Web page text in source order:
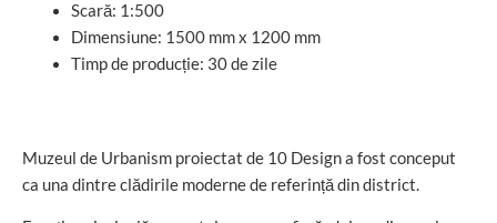
Scară: 1:500
Dimensiune: 1500 mm x 1200 mm
Timp de producție: 30 de zile
Muzeul de Urbanism proiectat de 10 Design a fost conceput
ca una dintre clădirile moderne de referință din district.